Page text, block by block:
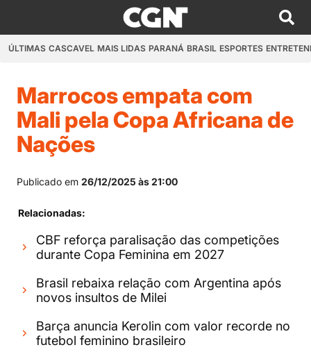
ÚLTIMAS CASCAVEL MAIS LIDAS PARANÁ BRASIL ESPORTES
Marrocos empata com
Mali pela Copa Africana de
Nações
Publicado em 26/12/2025 às 21:00
Relacionadas:
CBF reforça paralisação das competições
durante Copa Feminina em 2027
Brasil rebaixa relação com Argentina após
novos insultos de Milei
Barça anuncia Kerolin com valor recorde no
futebol feminino brasileiro